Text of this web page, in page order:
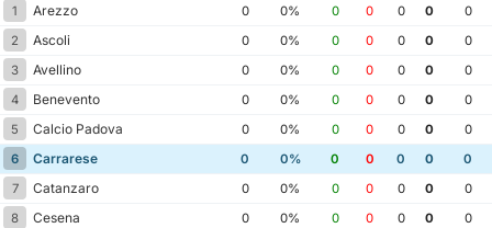
1 Arezzo 0 0% 0 0 0 0
0
2
Ascoli 0 0% 0 0 0 0
0
3
Avellino 0 0% 0 0 0 0
0
4
Benevento 0 0% 0 0 0 0
0
5
Calcio Padova 0 0% 0 0 0 0
0
6
Carrarese 0 0% 0 0 0 0
0
7
Catanzaro 0 0% 0 0 0 0
0
8
Cesena 0 0% 0 0 0 0
0